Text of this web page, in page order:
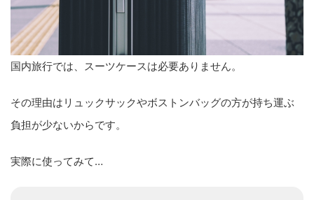
国内旅行では、スーツケースは必要ありません。
その理由はリュックサックやボストンバッグの方が持ち運ぶ
負担が少ないからです。
実際に使ってみて…